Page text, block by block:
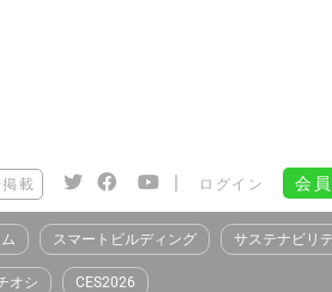
載 | ログイン 会
スマートビルディング サステナビリ
オシ CES2026